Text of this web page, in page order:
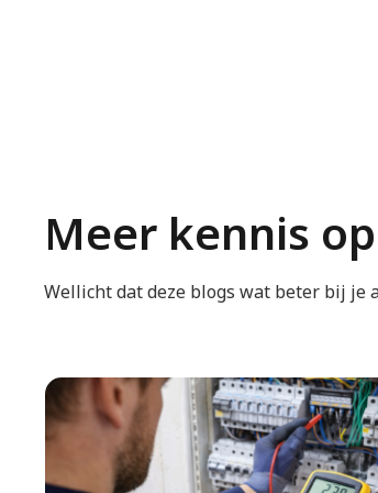
Schema 1: Twee
Bruine draad (fase) naar L/COM
Blauw (nul) en geel/groen (aarde)
Meer kennis
Wellicht dat deze blogs wat beter bij je